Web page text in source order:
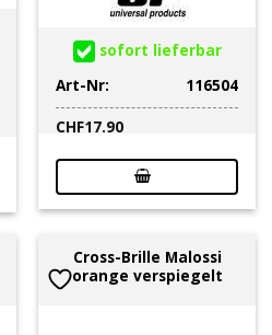
sofort lieferbar
Art-Nr:
116504
CHF17.90
Cross-Brille Malossi
orange verspiegelt